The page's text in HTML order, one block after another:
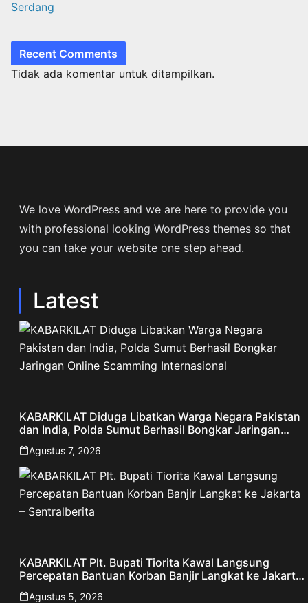
Serdang
Recent Comments
Tidak ada komentar untuk ditampilkan.
We love WordPress and we are here to provide you
with professional looking WordPress themes so that
you can take your website one step ahead.
Latest
KABARKILAT Diduga Libatkan Warga Negara Pakistan
dan India, Polda Sumut Berhasil Bongkar Jaringan
Online Scamming Internasional
Agustus 7, 2026
KABARKILAT Plt. Bupati Tiorita Kawal Langsung
Percepatan Bantuan Korban Banjir Langkat ke Jakarta
– Sentralberita
Agustus 5, 2026